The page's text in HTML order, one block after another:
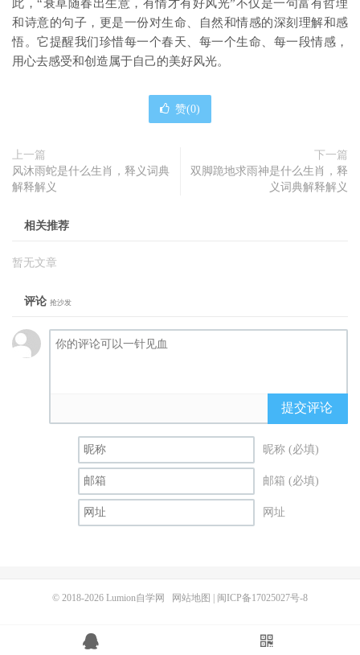
此，“衰草随春出生意，有情才有好风光”不仅是一句富有哲理
和诗意的句子，更是一份对生命、自然和情感的深刻理解和感
悟。它提醒我们珍惜每一个春天、每一个生命、每一段情感，
用心去感受和创造属于自己的美好风光。
赞(0)
上一篇
风沐雨蛇是什么生肖，释义词典
解释解义
下一篇
双脚跪地求雨神是什么生肖，释
义词典解释解义
相关推荐
暂无文章
评论 抢沙发
提交评论
昵称 (必填)
邮箱 (必填)
网址
© 2018-2026 Lumion自学网 网站地图 闽ICP备17025027号-8